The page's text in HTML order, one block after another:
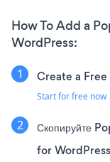
How To Add a
WordPress:
Create a
Start for free now
Скопируйте
for WordPress